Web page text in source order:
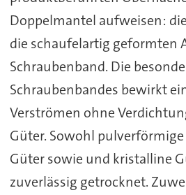
Doppelmantel aufweisen:
die schaufelartig geformten
Schraubenband. Die
Schraubenbandes bewirkt
Verströmen ohne
Güter. Sowohl
Güter sowie und kristalline
zuverlässig getrocknet.